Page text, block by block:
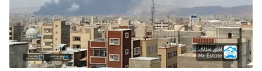
معماری
ملکی
همایش و نمایشگاه